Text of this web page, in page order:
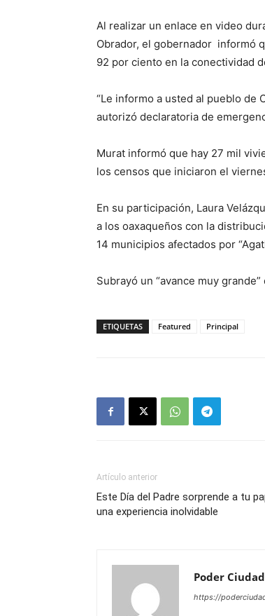
Al realizar un enlace en video
Obrador, el gobernador informó
92 por ciento en la conectividad
“Le informo a usted al pueblo de
autorizó declaratoria de
Murat informó que hay 27 mil
los censos que iniciaron el
En su participación, Laura
a los oaxaqueños con la
14 municipios afectados por
Subrayó un “avance muy
ETIQUETAS Featured Principal
Artículo anterior
Este Día del Padre sorprende a tu
una experiencia inolvidable
Poder
https://